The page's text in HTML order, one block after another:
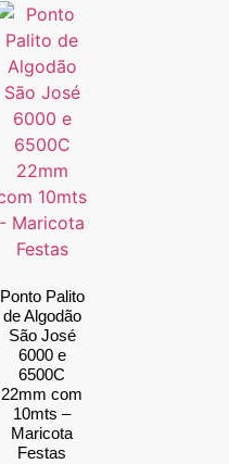
Ponto Palito
de Algodão
São José
6000 e
6500C
22mm com
10mts –
Maricota
Festas